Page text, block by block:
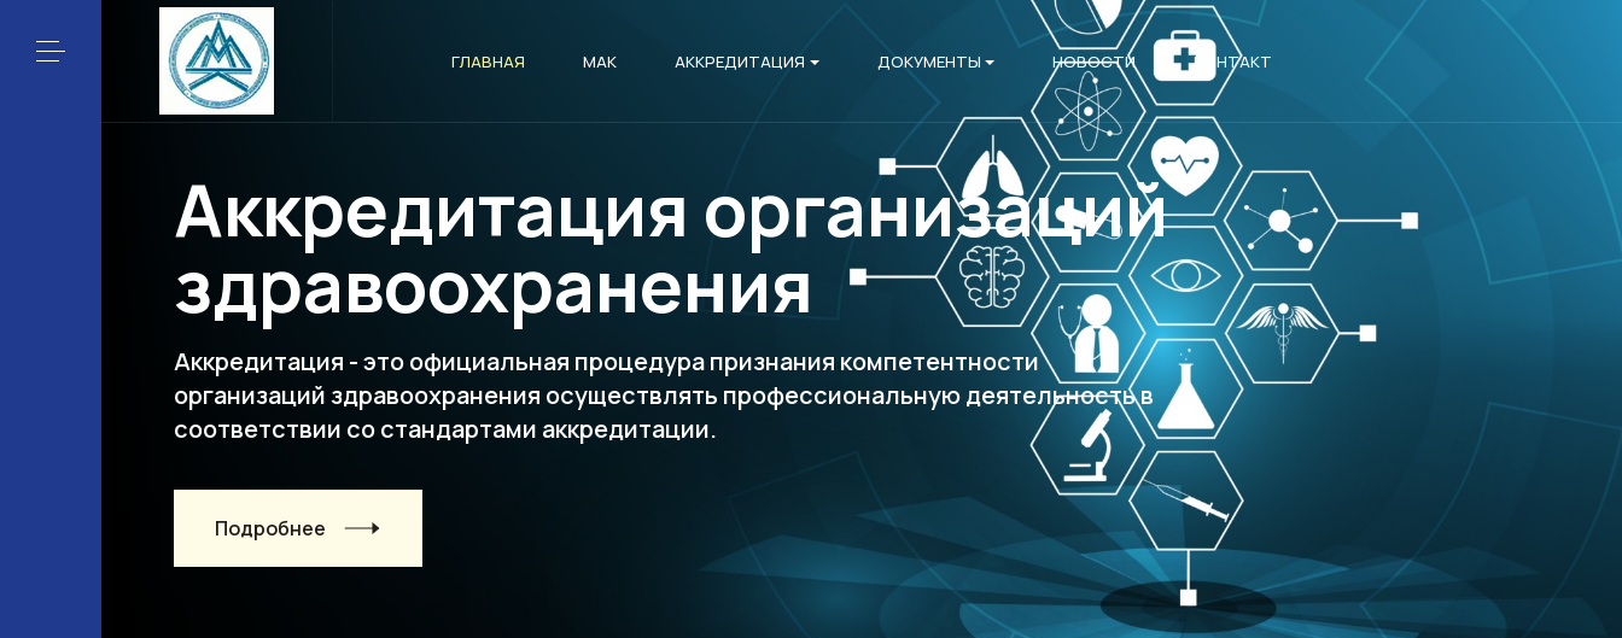
ГЛАВНАЯ МАК АККРЕДИТАЦИЯ ДОКУМЕНТЫ НОВОСТИ КОНТАКТ
Аккредитация организаций
здравоохранения
Аккредитация - это официальная процедура признания компетентности
организаций здравоохранения осуществлять профессиональную деятельность в
соответствии со стандартами аккредитации.
Подробнее